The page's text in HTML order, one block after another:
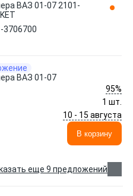
ВАЗ 01-07 2101-
3706700
ВАЗ 01-07
95%
1 шт.
10 - 15 августа
В корзину
еще 9 предложений